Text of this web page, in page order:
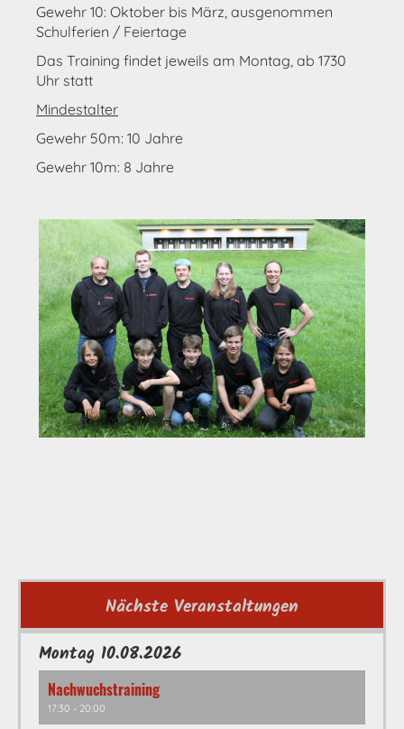
Gewehr 10: Oktober bis März, ausgenommen
Schulferien / Feiertage
Das Training findet jeweils am Montag, ab 1730
Uhr statt
Mindestalter
Gewehr 50m: 10 Jahre
Gewehr 10m: 8 Jahre
Nächste Veranstaltungen
Montag 10.08.2026
Nachwuchstraining
17:30 - 20:00